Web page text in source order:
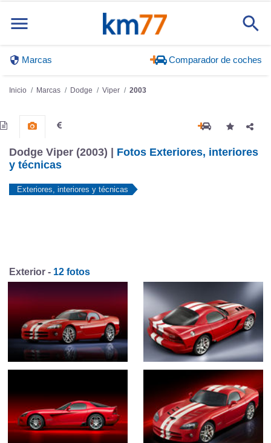
Marcas Comparador de coches
Inicio Marcas Dodge Viper 2003
Dodge Viper (2003) | Fotos Exteriores, interiores
y técnicas
Exteriores, interiores y técnicas
Exterior - 12 fotos